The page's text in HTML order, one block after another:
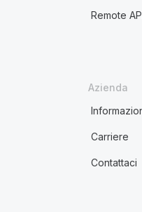
Remote
Azienda
Carriere
Contattaci